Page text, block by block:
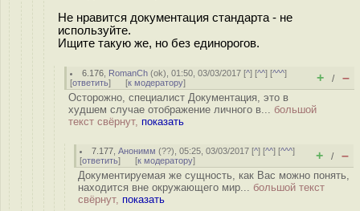
Не нравится документация стандарта - не
используйте.
Ищите такую же, но без единорогов.
6.176 RomanCh (ok), 01:50, 03/03/2017 [^] [^^] [^^^]
[ответить] [к модератору] + / –
Осторожно, специалист Документация, это в
худшем случае отображение личного в... большой
текст свёрнут, показать
7.177 ,Анонимм (??), 05:25, 03/03/2017 [^] [^^] [^^^]
[ответить] [к модератору] + / –
Документируемая же сущность, как Вас можно понять,
находится вне окружающего мир... большой текст
свёрнут, показать